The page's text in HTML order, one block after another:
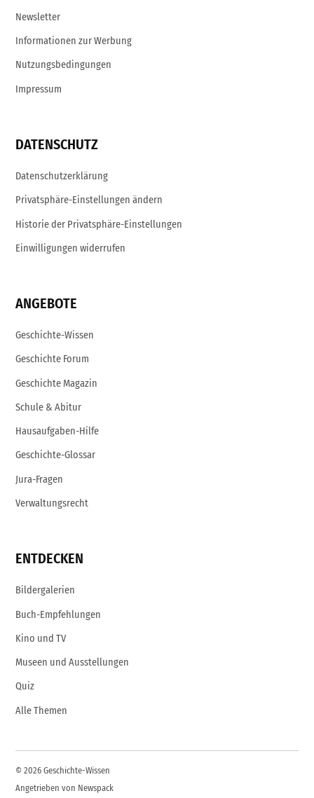
Newsletter
Informationen zur Werbung
Nutzungsbedingungen
Impressum
DATENSCHUTZ
Datenschutzerklärung
Privatsphäre-Einstellungen ändern
Historie der Privatsphäre-Einstellungen
Einwilligungen widerrufen
ANGEBOTE
Geschichte-Wissen
Geschichte Forum
Geschichte Magazin
Schule & Abitur
Hausaufgaben-Hilfe
Geschichte-Glossar
Jura-Fragen
Verwaltungsrecht
ENTDECKEN
Bildergalerien
Buch-Empfehlungen
Kino und TV
Museen und Ausstellungen
Quiz
Alle Themen
© 2026 Geschichte-Wissen
Angetrieben von Newspack